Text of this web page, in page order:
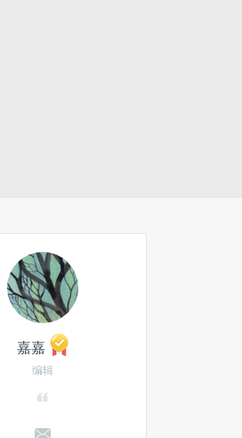
嘉嘉
编辑